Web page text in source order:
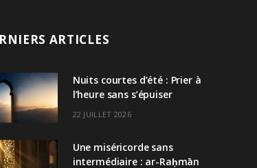
ARTICLES
Nuits courtes d’été : Prier à
l’heure sans s’épuiser
22 JUILLET 2026
Une miséricorde sans
intermédiaire : ar-Raḥmān